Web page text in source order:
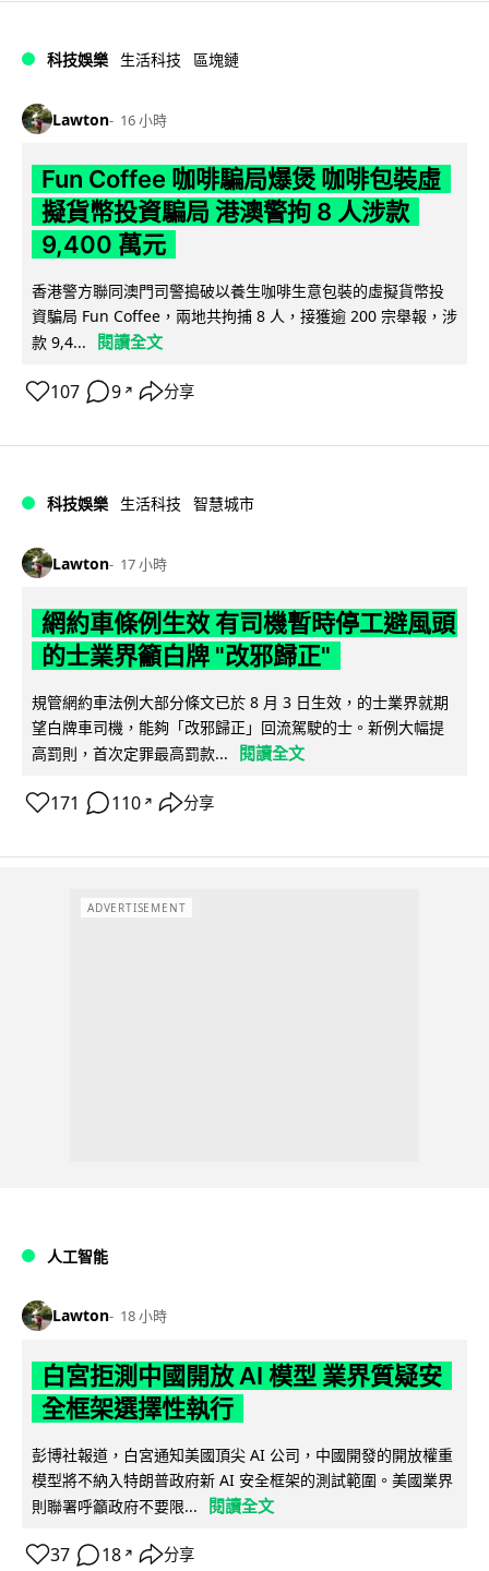
科技娛樂 生活科技 區塊鏈
Lawton 16 小時
Fun Coffee 咖啡騙局爆煲 咖啡包裝虛
擬貨幣投資騙局 港澳警拘 8 人涉款
9,400 萬元
香港警方聯同澳門司警搗破以養生咖啡生意包裝的虛擬貨幣投
資騙局 Fun Coffee，兩地共拘捕 8 人，接獲逾 200 宗舉報，涉
款 9,4...
閱讀全文
107 9 ↗ 分享
科技娛樂 生活科技 智慧城市
Lawton 17 小時
網約車條例生效 有司機暫時停工避風頭
的士業界籲白牌 "改邪歸正"
規管網約車法例大部分條文已於 8 月 3 日生效，的士業界就期
望白牌車司機，能夠「改邪歸正」回流駕駛的士。新例大幅提
高罰則，首次定罪最高罰款...
閱讀全文
171 110 ↗ 分享
ADVERTISEMENT
人工智能
Lawton 18 小時
白宮拒測中國開放 AI 模型 業界質疑安
全框架選擇性執行
彭博社報道，白宮通知美國頂尖 AI 公司，中國開發的開放權重
模型將不納入特朗普政府新 AI 安全框架的測試範圍。美國業界
則聯署呼籲政府不要限...
閱讀全文
37 18 ↗ 分享